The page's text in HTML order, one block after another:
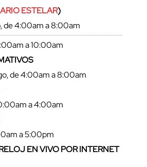
ESTELAR)
de 4:00am a 8:00am
a 10:00am
de 4:00am a 8:00am
a 4:00am
a 5:00pm
EN VIVO POR INTERNET